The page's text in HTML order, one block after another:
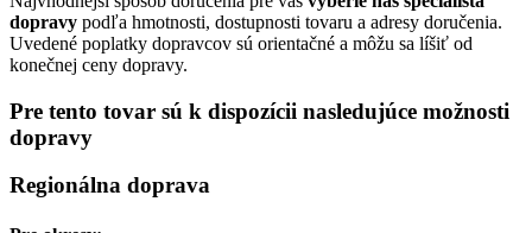
dopravy podľa hmotnosti, dostupnosti tovaru a adresy doručenia.
Uvedené poplatky dopravcov sú orientačné a môžu sa líšiť od
konečnej ceny dopravy.
Pre tento tovar sú k dispozícii nasledujúce možnosti
dopravy
Regionálna doprava